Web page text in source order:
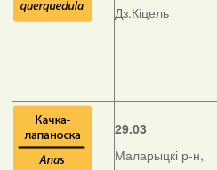
Дз.Кіцель
29.03
Маларыцкі р-н,